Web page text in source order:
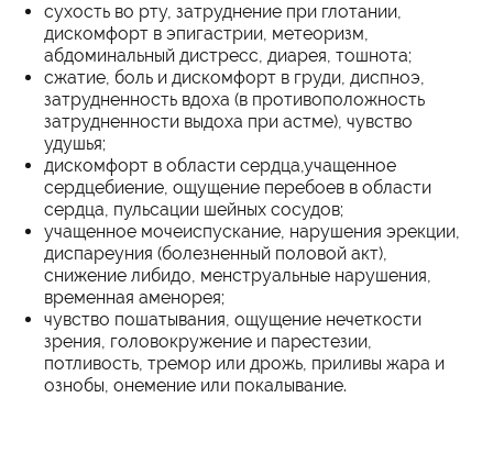
сухость во рту, затруднение при глотании,
дискомфорт в эпигастрии, метеоризм,
абдоминальный дистресс, диарея, тошнота;
сжатие, боль и дискомфорт в груди, диспноэ,
затрудненность вдоха (в противоположность
затрудненности выдоха при астме), чувство
удушья;
дискомфорт в области сердца,учащенное
сердцебиение, ощущение перебоев в области
сердца, пульсации шейных сосудов;
учащенное мочеиспускание, нарушения эрекции,
диспареуния (болезненный половой акт),
снижение либидо, менструальные нарушения,
временная аменорея;
чувство пошатывания, ощущение нечеткости
зрения, головокружение и парестезии,
потливость, тремор или дрожь, приливы жара и
ознобы, онемение или покалывание.